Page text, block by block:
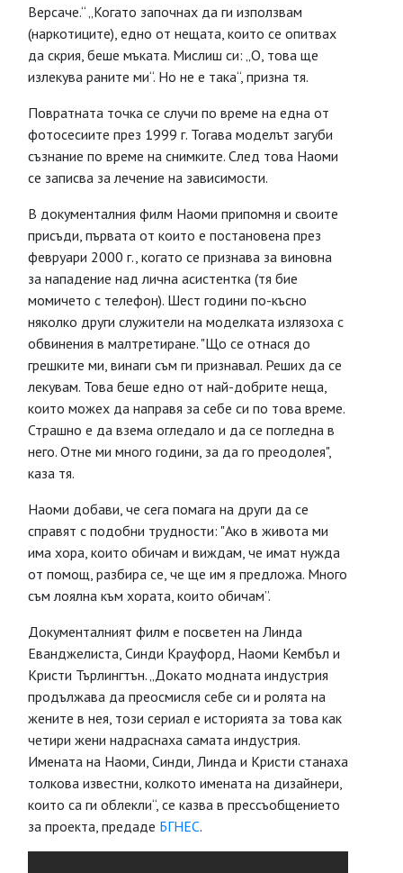
Версаче.“ „Когато започнах да ги използвам
(наркотиците), едно от нещата, които се опитвах
да скрия, беше мъката. Мислиш си: „О, това ще
излекува раните ми“. Но не е така“, призна тя.
Повратната точка се случи по време на една от
фотосесиите през 1999 г. Тогава моделът загуби
съзнание по време на снимките. След това Наоми
се записва за лечение на зависимости.
В документалния филм Наоми припомня и своите
присъди, първата от които е постановена през
февруари 2000 г., когато се признава за виновна
за нападение над лична асистентка (тя бие
момичето с телефон). Шест години по-късно
няколко други служители на моделката излязоха с
обвинения в малтретиране. "Що се отнася до
грешките ми, винаги съм ги признавал. Реших да се
лекувам. Това беше едно от най-добрите неща,
които можех да направя за себе си по това време.
Страшно е да взема огледало и да се погледна в
него. Отне ми много години, за да го преодолея",
каза тя.
Наоми добави, че сега помага на други да се
справят с подобни трудности: "Ако в живота ми
има хора, които обичам и виждам, че имат нужда
от помощ, разбира се, че ще им я предложа. Много
съм лоялна към хората, които обичам”.
Документалният филм е посветен на Линда
Еванджелиста, Синди Крауфорд, Наоми Кембъл и
Кристи Търлингтън. „Докато модната индустрия
продължава да преосмисля себе си и ролята на
жените в нея, този сериал е историята за това как
четири жени надраснаха самата индустрия.
Имената на Наоми, Синди, Линда и Кристи станаха
толкова известни, колкото имената на дизайнери,
които са ги облекли“, се казва в прессъобщението
за проекта, предаде БГНЕС.